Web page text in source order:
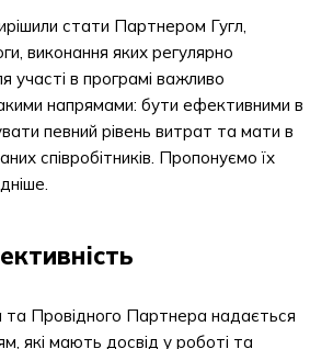
стати Партнером Гугл,
виконання яких регулярно
участі в програмі важливо
напрямами: бути ефективними в
певний рівень витрат та мати в
співробітників. Пропонуємо їх
Провідного Партнера надається
які мають досвід у роботі та